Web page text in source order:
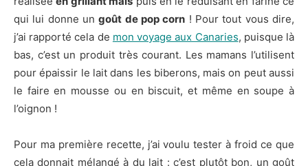
qui lui donne ungoût de pop corn ! Pour tout vous dire,
j’ai rapporté cela de mon voyage aux Canaries, puisque là
bas, c’est un produit très courant. Les mamans l’utilisent
pour épaissir le lait dans les biberons, mais on peut aussi
le faire en mousse ou en biscuit, et même en soupe à
l’oignon !
Pour ma première recette, j’ai voulu tester à froid ce que
cela donnait mélangé à du lait : c’est plutôt bon, un goût